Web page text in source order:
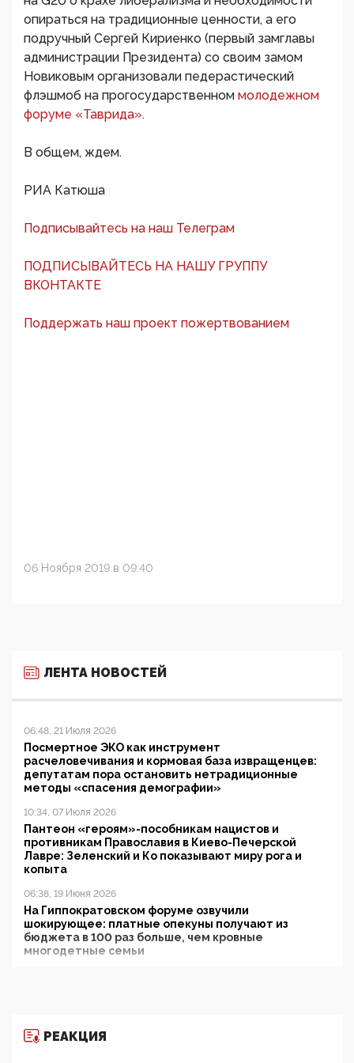
опираться на традиционные ценности, а его
подручный Сергей Кириенко (первый замглавы
администрации Президента) со своим замом
Новиковым организовали педерастический
флэшмоб на прогосударственном молодежном
форуме «Таврида».
В общем, ждем.
РИА Катюша
Подписывайтесь на наш Телеграм
ПОДПИСЫВАЙТЕСЬ НА НАШУ ГРУППУ
ВКОНТАКТЕ
Поддержать наш проект пожертвованием
06 Ноября 2019 в 09:40
ЛЕНТА НОВОСТЕЙ
06:48, 21 Июля 2026
Посмертное ЭКО как инструмент
расчеловечивания и кормовая база извращенцев:
депутатам пора остановить нетрадиционные
методы «спасения демографии»
10:34, 07 Июля 2026
Пантеон «героям»-пособникам нацистов и
противникам Православия в Киево-Печерской
Лавре: Зеленский и Ко показывают миру рога и
копыта
06:38, 19 Июня 2026
На Гиппократовском форуме озвучили
шокирующее: платные опекуны получают из
бюджета в 100 раз больше, чем кровные
многодетные семьи
11:53, 09 Июня 2026
РЕАКЦИЯ